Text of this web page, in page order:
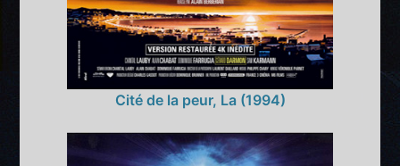
Cité de la peur, La (1994)